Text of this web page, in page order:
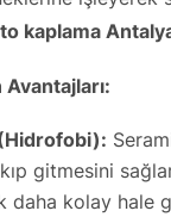
kaplama
gitmesini
daha kolay hale